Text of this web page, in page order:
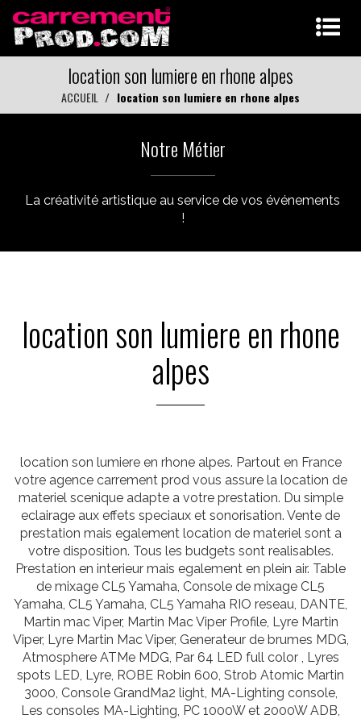
location son lumiere en rhone alpes
ACCUEIL location son lumiere en rhone alpes
Notre Métier
La créativité artistique au service de vos événements
!
location son lumiere en rhone
alpes
location son lumiere en rhone alpes. Partout en France
votre agence carrement prod vous assure la location de
materiel scenique adapte a votre prestation. Du simple
eclairage aux effets speciaux et sonorisation. Vente de
prestation mais egalement location de materiel sont a
votre disposition. Tous les budgets sont realisables.
Prestation en interieur mais egalement en plein air. Table
de mixage CL5 Yamaha, Console de mixage CL5
Yamaha, CL5 Yamaha, CL5 Yamaha RIO reseau, DANTE,
Martin mac Viper, Martin Mac Viper Profile, Lyre Martin
Viper, Lyre Martin Mac Viper, Generateur de brumes MDG,
Atmosphere ATMe MDG, Par 64 LED full color , Lyres
spots LED, Lyre, ROBE Robin 600, Strob Atomic Martin
3000, Console GrandMa2 light, MA-Lighting console,
Les consoles MA-Lighting, PC 1000W et 2000W ADB,